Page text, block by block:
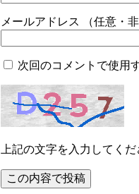
メールアドレス （任意・非
次回のコメントで使用
上記の文字を入力してく